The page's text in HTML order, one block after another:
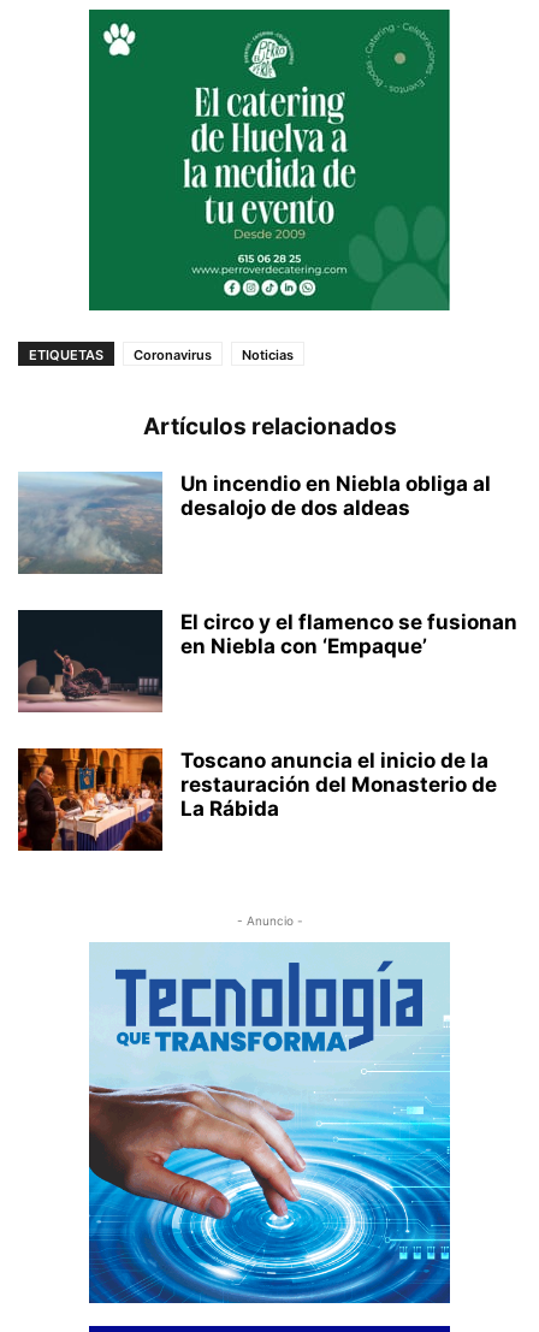
ETIQUETAS Coronavirus Noticias
Artículos relacionados
Un incendio en Niebla obliga al
desalojo de dos aldeas
El circo y el flamenco se fusionan
en Niebla con ‘Empaque’
Toscano anuncia el inicio de la
restauración del Monasterio de
La Rábida
- Anuncio -